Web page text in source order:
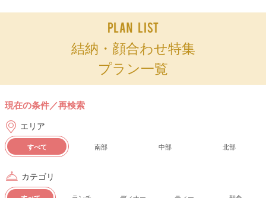
結納・顔合わせ特集
プラン一覧
現在の条件／再検索
エリア
すべて 南部 中部 北部
カテゴリ